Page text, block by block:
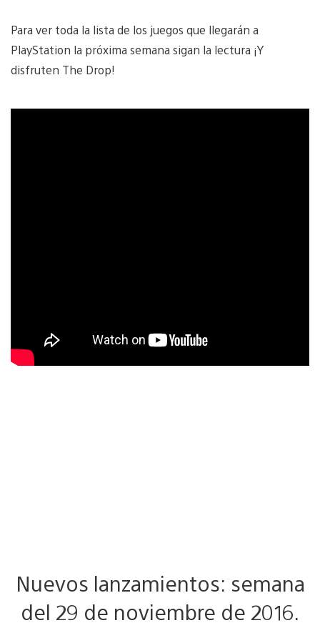
Para ver toda la lista de los juegos que llegarán a
PlayStation la próxima semana sigan la lectura ¡Y
disfruten The Drop!
Nuevos lanzamientos: semana
del 29 de noviembre de 2016.